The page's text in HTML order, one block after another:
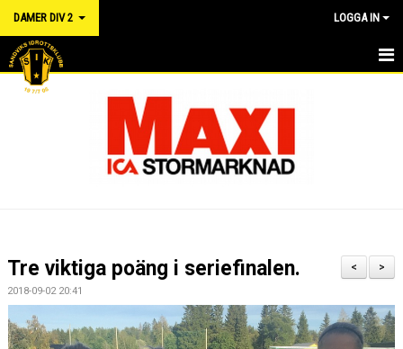
DAMER DIV 2 LOGGA IN
HEM
MATCHER
RÅD OCH VÅRD FÖR IDROTTSSKADOR - FÖRSÄKRING
>
<
Tre viktiga poäng i seriefinalen.
2018-09-02 20:41